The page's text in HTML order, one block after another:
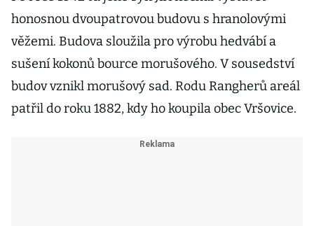
honosnou dvoupatrovou budovu s hranolovými
věžemi. Budova sloužila pro výrobu hedvábí a
sušení kokonů bource morušového. V sousedství
budov vznikl morušový sad. Rodu Rangherů areál
patřil do roku 1882, kdy ho koupila obec Vršovice.